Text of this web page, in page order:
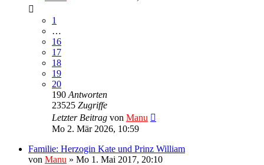
1
…
16
17
18
19
20
190 Antworten
23525 Zugriffe
Letzter Beitrag von Manu
Mo 2. Mär 2026, 10:59
Familie: Herzogin Kate und Prinz William
von Manu » Mo 1. Mai 2017, 20:10